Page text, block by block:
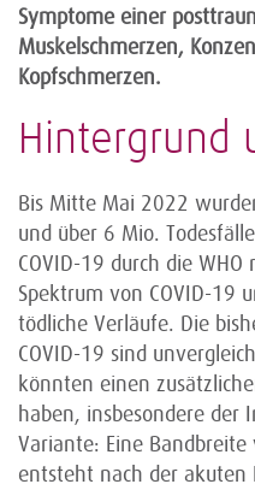
Symptome einer
Muskelschmerzen,
Kopfschmerzen.
Hintergrund
Bis Mitte Mai 2022
und über 6 Mio.
COVID-19 durch die
Spektrum von COVID-19
tödliche Verläufe. Die
COVID-19 sind
könnten einen
haben, insbesondere der
Variante: Eine
entsteht nach der akuten